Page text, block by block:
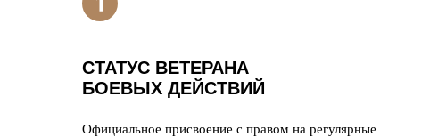
СТАТУС ВЕТЕРАНА
БОЕВЫХ ДЕЙСТВИЙ
Официальное присвоение с правом на регулярные